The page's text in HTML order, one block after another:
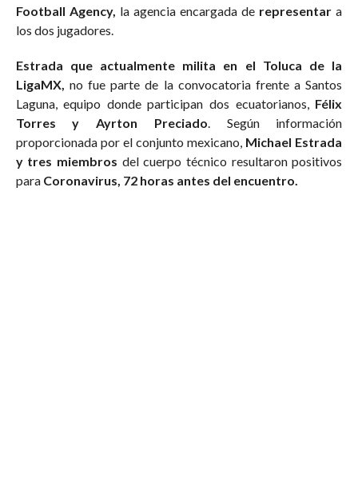
Football Agency, la agencia encargada de representar a
los dos jugadores.
Estrada que actualmente milita en el Toluca de la
LigaMX, no fue parte de la convocatoria frente a Santos
Laguna, equipo donde participan dos ecuatorianos, Félix
Torres y Ayrton Preciado. Según información
proporcionada por el conjunto mexicano, Michael Estrada
y tres miembros del cuerpo técnico resultaron positivos
para Coronavirus, 72 horas antes del encuentro.